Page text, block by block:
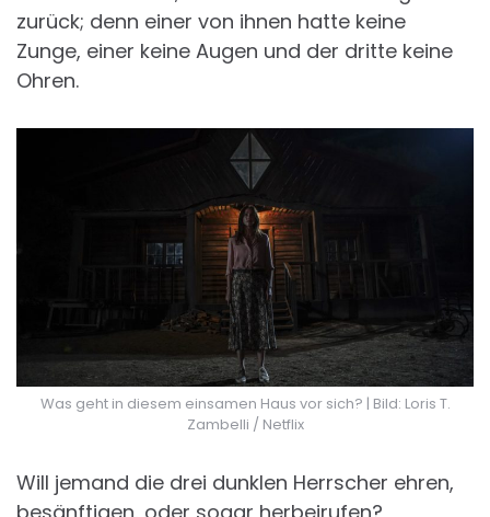
zurück; denn einer von ihnen hatte keine
Zunge, einer keine Augen und der dritte keine
Ohren.
Was geht in diesem einsamen Haus vor sich? | Bild: Loris T.
Zambelli / Netflix
Will jemand die drei dunklen Herrscher ehren,